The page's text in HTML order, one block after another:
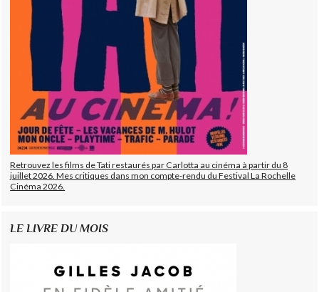
Retrouvez les films de Tati restaurés par Carlotta au cinéma à partir du 8
juillet 2026. Mes critiques dans mon compte-rendu du Festival La Rochelle
Cinéma 2026.
LE LIVRE DU MOIS